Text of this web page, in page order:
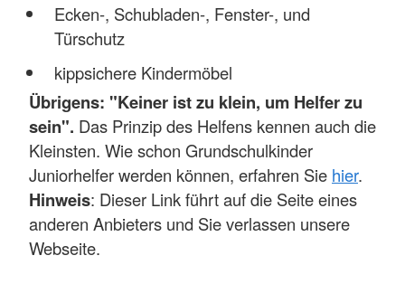
Ecken-, Schubladen-, Fenster-, und
Türschutz
kippsichere Kindermöbel
Übrigens: "Keiner ist zu klein, um Helfer zu
sein". Das Prinzip des Helfens kennen auch die
Kleinsten. Wie schon Grundschulkinder
Juniorhelfer werden können, erfahren Sie hier.
Hinweis: Dieser Link führt auf die Seite eines
anderen Anbieters und Sie verlassen unsere
Webseite.